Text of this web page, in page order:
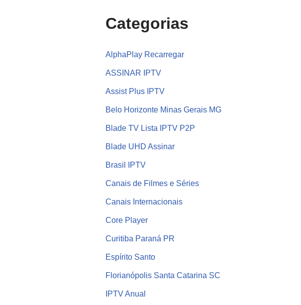
Categorias
AlphaPlay Recarregar
ASSINAR IPTV
Assist Plus IPTV
Belo Horizonte Minas Gerais MG
Blade TV Lista IPTV P2P
Blade UHD Assinar
Brasil IPTV
Canais de Filmes e Séries
Canais Internacionais
Core Player
Curitiba Paraná PR
Espírito Santo
Florianópolis Santa Catarina SC
IPTV Anual